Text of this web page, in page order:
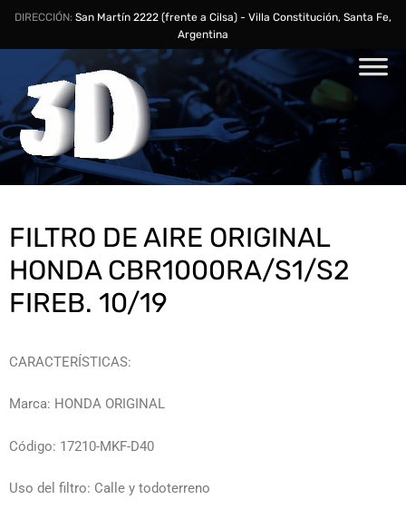
DIRECCIÓN: San Martín 2222 (frente a Cilsa) - Villa Constitución, Santa Fe,
Argentina
FILTRO DE AIRE ORIGINAL
HONDA CBR1000RA/S1/S2
FIREB. 10/19
CARACTERÍSTICAS:
Marca: HONDA ORIGINAL
Código: 17210-MKF-D40
Uso del filtro: Calle y todoterreno